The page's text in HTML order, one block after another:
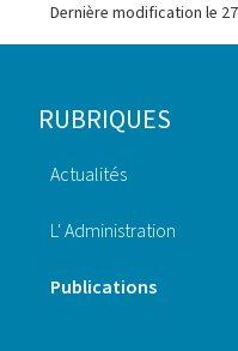
Dernière modification le
Pied
de
RUBRIQUES
Actualités
L' Administration
Publications